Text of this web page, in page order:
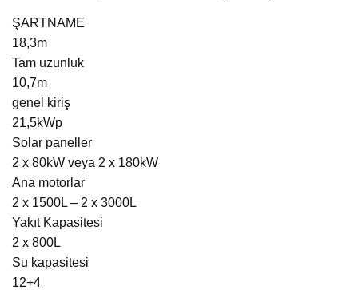
ŞARTNAME
18,3m
Tam uzunluk
10,7m
genel kiriş
21,5kWp
Solar paneller
2 x 80kW veya 2 x 180kW
Ana motorlar
2 x 1500L – 2 x 3000L
Yakıt Kapasitesi
2 x 800L
Su kapasitesi
12+4